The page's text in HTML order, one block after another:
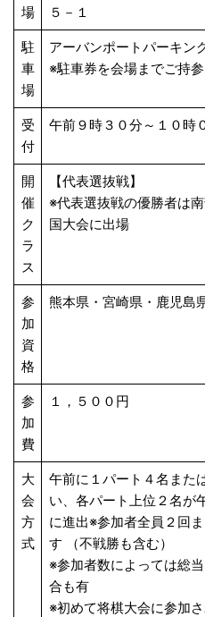
場
５－１
駐
車
場
アーバンポートパーキン
※駐車券を会場までご持参
受
付
午前９時３０分～１０時
開
催
ク
ラ
ス
【代表選抜戦】
※代表選抜戦の優勝者は
国大会に出場
参
加
資
格
熊本県・宮崎県・鹿児島
参
加
費
１，５００円
大
会
方
式
午前に１パート４名また
い、各パート上位２名が
に進出※参加者全員２回
す （不戦勝も含む）
※参加者数によっては総
合も有
※初めて将棋大会に参加